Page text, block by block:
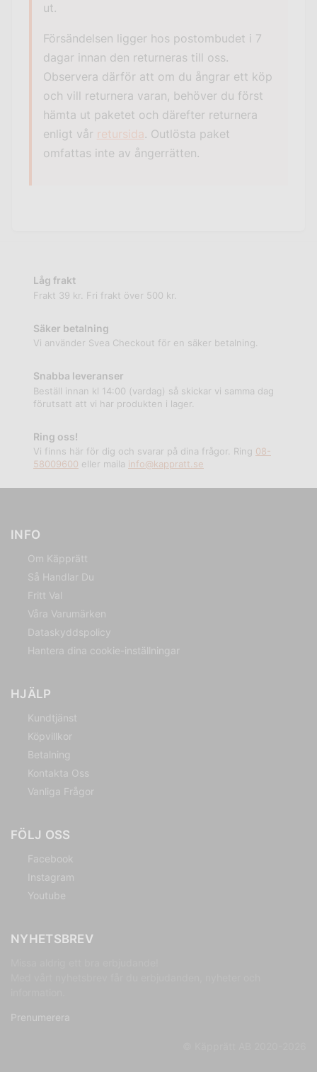
ut.
Försändelsen ligger hos postombudet i 7
dagar innan den returneras till oss.
Observera därför att om du ångrar ett köp
och vill returnera varan, behöver du först
hämta ut paketet och därefter returnera
enligt vår retursida. Outlösta paket
omfattas inte av ångerrätten.
Låg frakt
Frakt 39 kr. Fri frakt över 500 kr.
Säker betalning
Vi använder Svea Checkout för en säker betalning.
Snabba leveranser
Beställ innan kl 14:00 (vardag) så skickar vi samma dag
förutsatt att vi har produkten i lager.
Ring oss!
Vi finns här för dig och svarar på dina frågor. Ring 08-
58009600 eller maila info@kappratt.se
INFO
Om Käpprätt
Så Handlar Du
Fritt Val
Våra Varumärken
Dataskyddspolicy
Hantera dina cookie-inställningar
HJÄLP
Kundtjänst
Köpvillkor
Betalning
Kontakta Oss
Vanliga Frågor
FÖLJ OSS
Facebook
Instagram
Youtube
NYHETSBREV
Prenumerera